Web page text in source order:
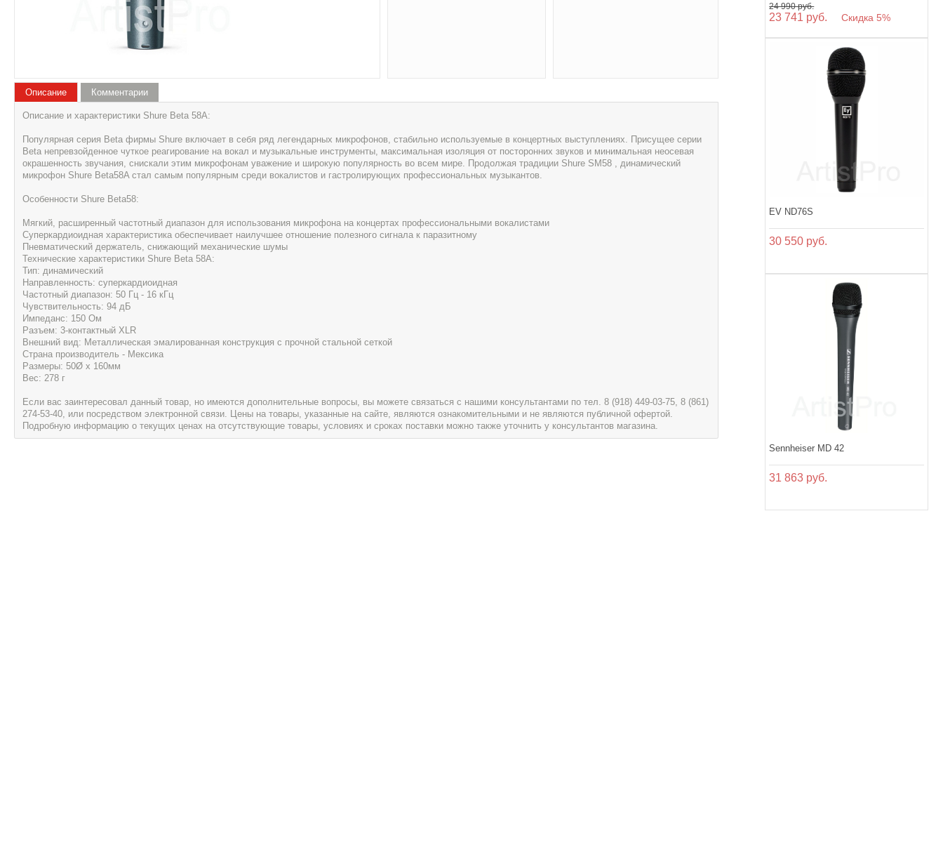
24 990 руб.
23 741 руб. Скидка 5%
EV ND76S
30 550 руб.
Sennheiser MD 42
31 863 руб.
Описание
Описание и характеристики Shure Beta 58A:
Популярная серия Beta фирмы Shure включает в себя ряд легендарных микрофонов, стабильно используемые в концертных выступлениях. Присущее серии
Beta непревзойденное чуткое реагирование на вокал и музыкальные инструменты, максимальная изоляция от посторонних звуков и минимальная неосевая
окрашенность звучания, снискали этим микрофонам уважение и широкую популярность во всем мире. Продолжая традиции Shure SM58 , динамический
микрофон Shure Beta58A стал самым популярным среди вокалистов и гастролирующих профессиональных музыкантов.
Особенности Shure Beta58:
Мягкий, расширенный частотный диапазон для использования микрофона на концертах профессиональными вокалистами
Суперкардиоидная характеристика обеспечивает наилучшее отношение полезного сигнала к паразитному
Пневматический держатель, снижающий механические шумы
Технические характеристики Shure Beta 58A:
Тип: динамический
Направленность: суперкардиоидная
Частотный диапазон: 50 Гц - 16 кГц
Чувствительность: 94 дБ
Импеданс: 150 Ом
Разъем: 3-контактный XLR
Внешний вид: Металлическая эмалированная конструкция с прочной стальной сеткой
Страна производитель - Мексика
Размеры: 50Ø х 160мм
Вес: 278 г
Если вас заинтересовал данный товар, но имеются дополнительные вопросы, вы можете связаться с нашими консультантами по тел. 8 (918) 449-03-75, 8 (861)
274-53-40, или посредством электронной связи. Цены на товары, указанные на сайте, являются ознакомительными и не являются публичной офертой.
Подробную информацию о текущих ценах на отсутствующие товары, условиях и сроках поставки можно также уточнить у консультантов магазина.
Комментарии